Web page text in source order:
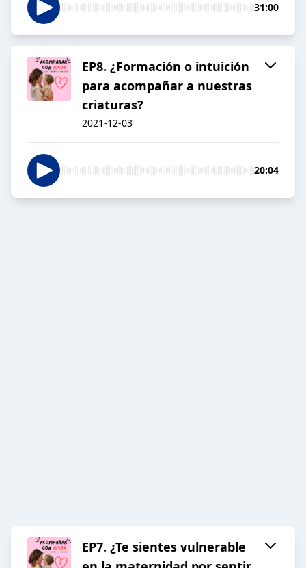
31:00
EP8. ¿Formación o intuición
para acompañar a nuestras
criaturas?
2021-12-03
20:04
EP7. ¿Te sientes vulnerable